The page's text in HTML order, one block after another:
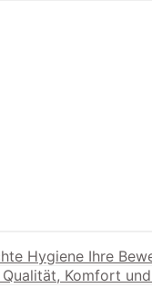
Hygiene Ihre
Komfort